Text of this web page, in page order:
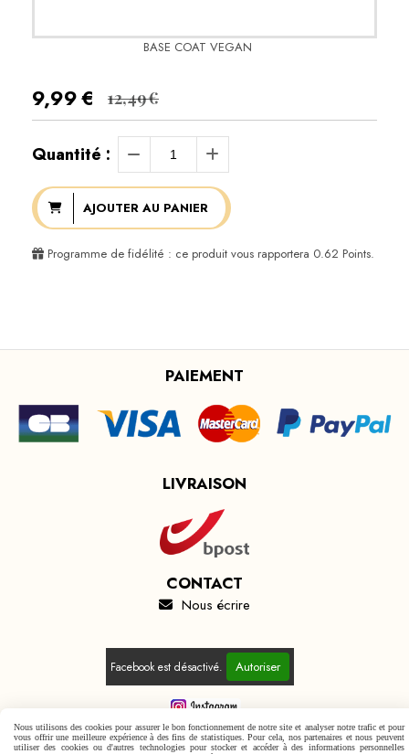
BASE COAT VEGAN
9,99€ 12,49€
Quantité :
AJOUTER AU PANIER
Programme de fidélité : ce produit vous rapportera 0.62 Points.
PAIEMENT
LIVRAISON
CONTACT
 Nous écrire
Facebook est désactivé. Autoriser
Nous utilisons des cookies pour assurer le bon fonctionnement de notre site et analyser notre trafic et pour
vous offrir une meilleure expérience à des fins de statistiques. Pour cela, nos partenaires et nous peuvent
utiliser des cookies ou d'autres technologies pour stocker et accéder à des informations personnelles